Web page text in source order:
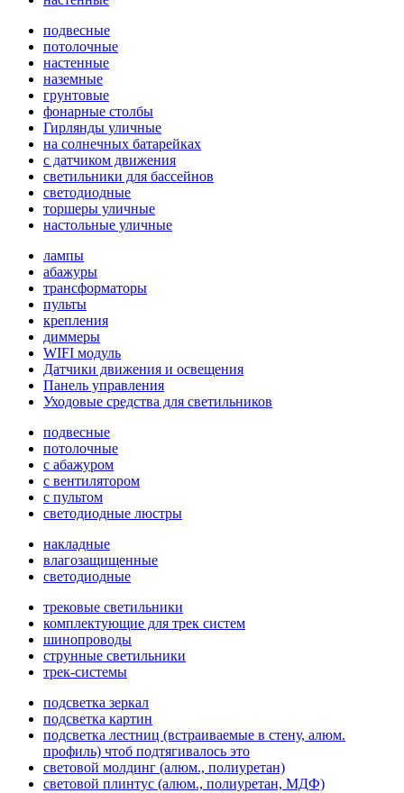
подвесные
потолочные
настенные
наземные
грунтовые
фонарные столбы
Гирлянды уличные
на солнечных батарейках
с датчиком движения
светильники для бассейнов
светодиодные
торшеры уличные
настольные уличные
лампы
абажуры
трансформаторы
пульты
крепления
диммеры
WIFI модуль
Датчики движения и освещения
Панель управления
Уходовые средства для светильников
подвесные
потолочные
с абажуром
с вентилятором
с пультом
светодиодные люстры
накладные
влагозащищенные
светодиодные
трековые светильники
комплектующие для трек систем
шинопроводы
струнные светильники
трек-системы
подсветка зеркал
подсветка картин
подсветка лестниц (встраиваемые в стену, алюм.
профиль) чтоб подтягивалось это
световой молдинг (алюм., полиуретан)
световой плинтус (алюм., полиуретан, МДФ)